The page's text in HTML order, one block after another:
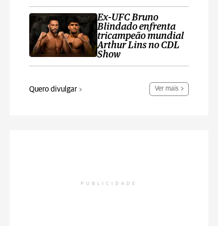
Ex-UFC Bruno
Blindado enfrenta
tricampeão mundial
Arthur Lins no CDL
Show
Quero divulgar Ver mais
PUBLICIDADE